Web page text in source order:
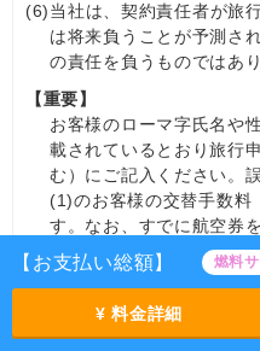
【お支払い総額】 燃料
¥ 料金詳細
(6)当社は、契約責任者が旅
は将来負うことが予測さ
の責任を負うものではあ
【重要】
お客様のローマ字氏名や
載されているとおり旅行
む）にご記入ください。
(1)のお客様の交替手数料
す。なお、すでに航空券
券に関わる費用を請求さ
宿泊機関等の事情により
は、旅行契約の解除とな
所定の取消料をお支払い